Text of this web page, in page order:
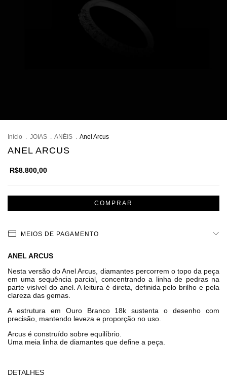
Início JOIAS ANÉIS Anel Arcus
ANEL ARCUS
R$8.800,00
MEIOS DE PAGAMENTO
ANEL ARCUS
Nesta versão do Anel Arcus, diamantes percorrem o topo da peça
em uma sequência parcial, concentrando a linha de pedras na
parte visível do anel. A leitura é direta, definida pelo brilho e pela
clareza das gemas.
A estrutura em Ouro Branco 18k sustenta o desenho com
precisão, mantendo leveza e proporção no uso.
Arcus é construído sobre equilíbrio.
Uma meia linha de diamantes que define a peça.
DETALHES